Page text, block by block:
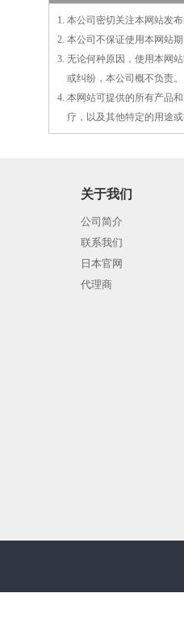
1. 本公司密切关注本网站发
2. 本公司不保证使用本网站
3. 无论何种原因，使用本网
或纠纷，本公司概不负责。
4. 本网站可提供的所有产品
疗，以及其他特定的用途
关于我们
公司简介
联系我们
日本官网
代理商